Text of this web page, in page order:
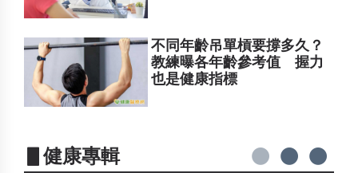
不同年齡吊單槓要撐多久？
教練曝各年齡參考值 握力
也是健康指標
▋健康專輯